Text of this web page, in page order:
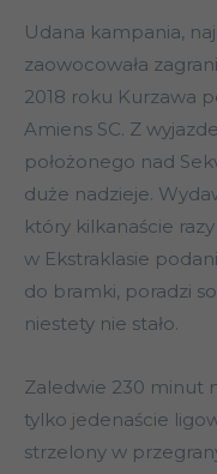
Udana kampania,
zaowocowała
2018 roku Kurzawa
Amiens SC. Z
położonego nad
duże nadzieje.
który kilkanaście
w Ekstraklasie
do bramki, poradzi
niestety nie stało.
Zaledwie 230 minut
tylko jedenaście
strzelony w